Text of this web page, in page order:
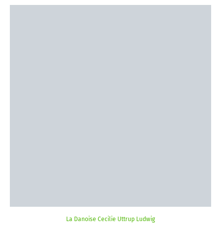
La Danoise Cecilie Uttrup Ludwig